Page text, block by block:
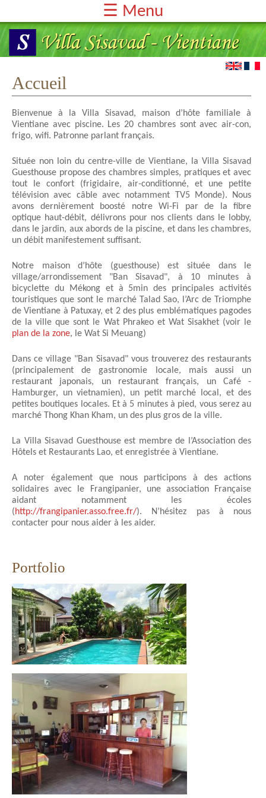
☰ Menu
Accueil
Chambres & Tarifs
Services
Réservation & Contact
Accueil
Bienvenue à la Villa Sisavad, maison d’hôte familiale à
Vientiane avec piscine. Les 20 chambres sont avec air-con,
frigo, wifi. Patronne parlant français.
Située non loin du centre-ville de Vientiane, la Villa Sisavad
Guesthouse propose des chambres simples, pratiques et avec
tout le confort (frigidaire, air-conditionné, et une petite
télévision avec câble avec notamment TV5 Monde). Nous
avons dernièrement boosté notre Wi-Fi par de la fibre
optique haut-débit, délivrons pour nos clients dans le lobby,
dans le jardin, aux abords de la piscine, et dans les chambres,
un débit manifestement suffisant.
Notre maison d’hôte (guesthouse) est située dans le
village/arrondissement "Ban Sisavad", à 10 minutes à
bicyclette du Mékong et à 5min des principales activités
touristiques que sont le marché Talad Sao, l’Arc de Triomphe
de Vientiane à Patuxay, et 2 des plus emblématiques pagodes
de la ville que sont le Wat Phrakeo et Wat Sisakhet (voir le
plan de la zone, le Wat Si Meuang)
Dans ce village "Ban Sisavad" vous trouverez des restaurants
(principalement de gastronomie locale, mais aussi un
restaurant japonais, un restaurant français, un Café -
Hamburger, un vietnamien), un petit marché local, et des
petites boutiques locales. Et à 5 minutes à pied, vous serez au
marché Thong Khan Kham, un des plus gros de la ville.
La Villa Sisavad Guesthouse est membre de l’Association des
Hôtels et Restaurants Lao, et enregistrée à Vientiane.
A noter également que nous participons à des actions
solidaires avec le Frangipanier, une association Française
aidant notamment les écoles
(http://frangipanier.asso.free.fr/). N’hésitez pas à nous
contacter pour nous aider à les aider.
Portfolio